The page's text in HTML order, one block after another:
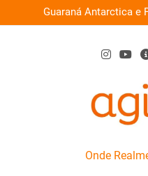
to
Guaraná Antarctica e
shopping
Onde